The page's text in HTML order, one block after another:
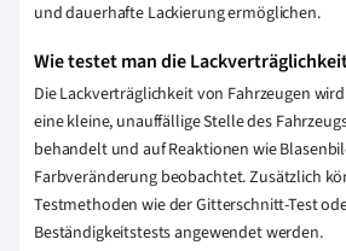
und dauerhafte Lackierung ermöglichen.
Wie testet man die
Die Lackverträglichkeit von Fahrzeugen
eine kleine, unauffällige Stelle des
behandelt und auf Reaktionen wie
Farbveränderung beobachtet. Zusätzlich
Testmethoden wie der Gitterschnitt-Test
Beständigkeitstests angewendet werden.